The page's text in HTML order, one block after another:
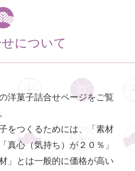
について
洋菓子詰合せページをご覧
をつくるためには、「素材
真心（気持ち）が２０％」
」とは一般的に価格が高い